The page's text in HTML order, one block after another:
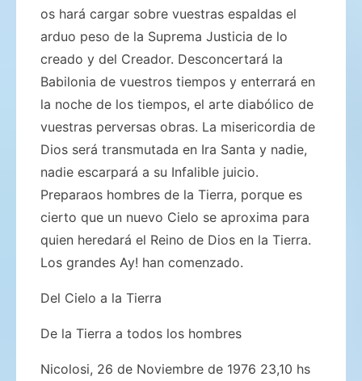
os hará cargar sobre vuestras espaldas el
arduo peso de la Suprema Justicia de lo
creado y del Creador. Desconcertará la
Babilonia de vuestros tiempos y enterrará en
la noche de los tiempos, el arte diabólico de
vuestras perversas obras. La misericordia de
Dios será transmutada en Ira Santa y nadie,
nadie escarpará a su Infalible juicio.
Preparaos hombres de la Tierra, porque es
cierto que un nuevo Cielo se aproxima para
quien heredará el Reino de Dios en la Tierra.
Los grandes Ay! han comenzado.
Del Cielo a la Tierra
De la Tierra a todos los hombres
Nicolosi, 26 de Noviembre de 1976 23,10 hs